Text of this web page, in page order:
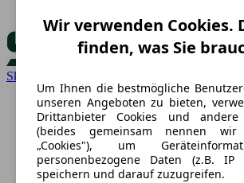
Skoda
Wir verwenden Cookies.
finden, was Sie
Um Ihnen die bestmögliche
unseren Angeboten zu bieten,
Drittanbieter Cookies und andere
(beides gemeinsam nennen wir
„Cookies"), um
personenbezogene Daten (z.B. IP
speichern und darauf zuzugreifen.